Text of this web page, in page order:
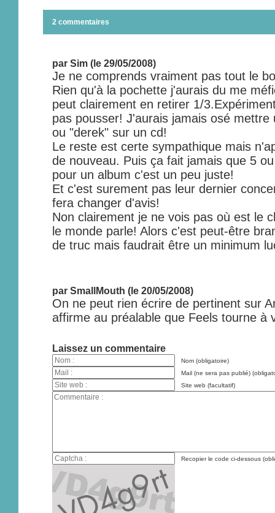
2 commentaires
par Sim (le 29/05/2008)
Je ne comprends vraiment pas tout le
Rien qu'à la pochette j'aurais du me
peut clairement en retirer 1/
pas pousser! J'aurais jamais osé
ou "derek" sur un cd!
Le reste est certe sympathique mais
de nouveau. Puis ça fait jamais que 5
pour un album c'est un peu juste!
Et c'est surement pas leur dernier
fera changer d'avis!
Non clairement je ne vois pas où est le
le monde parle! Alors c'est peut-être
de truc mais faudrait être un minimum
par SmallMouth (le 20/05/2008)
On ne peut rien écrire de pertinent sur
affirme au préalable que Feels tourne à
Laissez un commentaire
Nom (obligatoire)
Mail (ne sera pas publié)
Site web (facultatif)
Recopier le code ci-dessous